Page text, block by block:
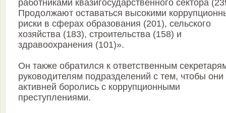
работниками квазигосударственного сектора
Продолжают оставаться высокими
риски в сферах образования (201), сельского
хозяйства (183), строительства (158) и
здравоохранения (101)».
Он также обратился к ответственным
руководителям подразделений с тем, чтобы они
активней боролись с коррупционными
преступлениями.